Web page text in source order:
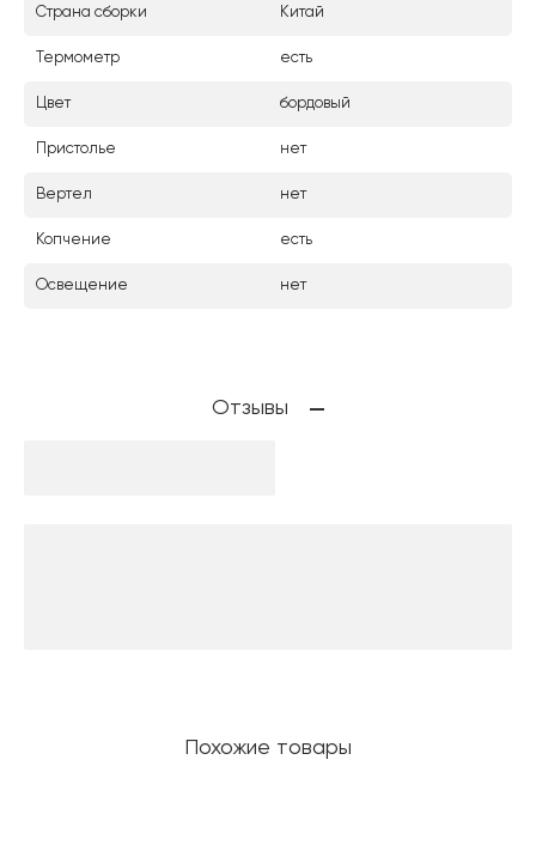
Страна сборки Китай
Термометр есть
Цвет бордовый
Пристолье нет
Вертел нет
Копчение есть
Освещение нет
Отзывы
Похожие товары